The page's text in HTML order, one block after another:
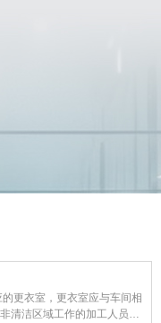
更衣室，更衣室应与车间相
清洁区域工作的加工人员，